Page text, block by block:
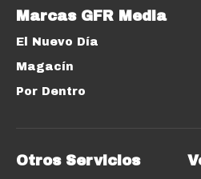
Marcas GFR Media
El Nuevo Día
Magacín
Por Dentro
Otros Servicios